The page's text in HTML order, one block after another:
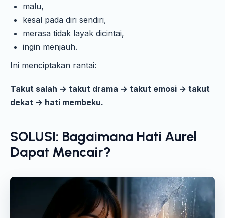
malu,
kesal pada diri sendiri,
merasa tidak layak dicintai,
ingin menjauh.
Ini menciptakan rantai:
Takut salah → takut drama → takut emosi → takut
dekat → hati membeku.
SOLUSI: Bagaimana Hati Aurel
Dapat Mencair?